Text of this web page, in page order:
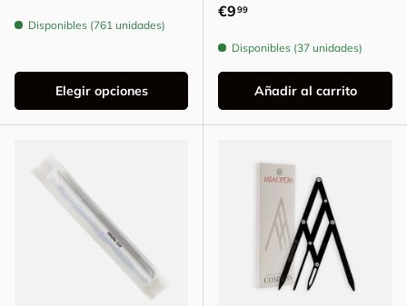
Disponibles (761 unidades)
Elegir opciones
Precio normal
€999
Disponibles (37 unidades)
Añadir al carrito